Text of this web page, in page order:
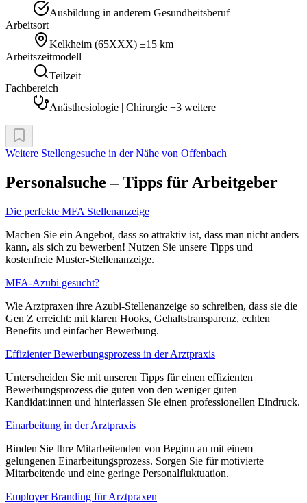
Ausbildung in anderem Gesundheitsberuf
Arbeitsort
Kelkheim (65XXX) ±15 km
Arbeitszeitmodell
Teilzeit
Fachbereich
Anästhesiologie | Chirurgie +3 weitere
Weitere Stellengesuche in der Nähe von Offenbach
Personalsuche – Tipps für Arbeitgeber
Die perfekte MFA Stellenanzeige
Machen Sie ein Angebot, dass so attraktiv ist, dass man nicht anders
kann, als sich zu bewerben! Nutzen Sie unsere Tipps und
kostenfreie Muster-Stellenanzeige.
MFA-Azubi gesucht?
Wie Arztpraxen ihre Azubi-Stellenanzeige so schreiben, dass sie die
Gen Z erreicht: mit klaren Hooks, Gehaltstransparenz, echten
Benefits und einfacher Bewerbung.
Effizienter Bewerbungsprozess in der Arztpraxis
Unterscheiden Sie mit unseren Tipps für einen effizienten
Bewerbungsprozess die guten von den weniger guten
Kandidat:innen und hinterlassen Sie einen professionellen Eindruck.
Einarbeitung in der Arztpraxis
Binden Sie Ihre Mitarbeitenden von Beginn an mit einem
gelungenen Einarbeitungsprozess. Sorgen Sie für motivierte
Mitarbeitende und eine geringe Personalfluktuation.
Employer Branding für Arztpraxen